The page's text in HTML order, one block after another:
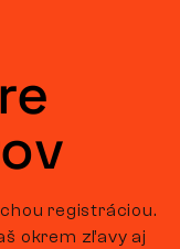
registráciou.
okrem zľavy aj